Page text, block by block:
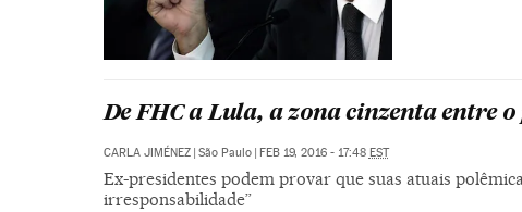
De FHC a Lula, a zona cinzenta entre
CARLA JIMÉNEZ São Paulo FEB 19, 2016 - 17:48 EST
Ex-presidentes podem provar que suas atuais
irresponsabilidade”